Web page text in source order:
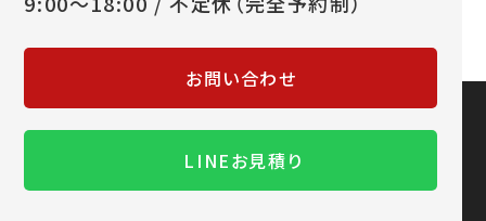
お問い合わせ
LINEお見積り